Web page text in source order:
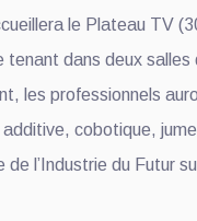
le Plateau TV
tenant dans deux
les professionnels
cobotique,
l’Industrie du Futur